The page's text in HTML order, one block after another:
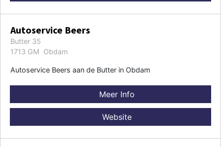
Autoservice Beers
Butter 35
1713 GM Obdam
Autoservice Beers aan de Butter in Obdam
Meer Info
Website